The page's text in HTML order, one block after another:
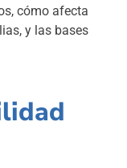
cómo afecta
y las bases